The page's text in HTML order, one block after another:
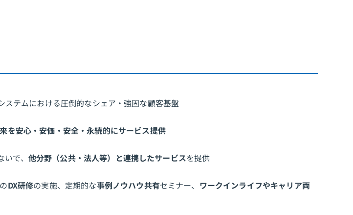
テムにおける圧倒的なシェア・強固な顧客基盤
を安心・安価・安全・永続的にサービス提供
いで、 他分野（公共・法人等）と連携したサービスを提供
DX研修の実施、定期的な事例ノウハウ共有セミナー、 ワークインライフやキャリア両